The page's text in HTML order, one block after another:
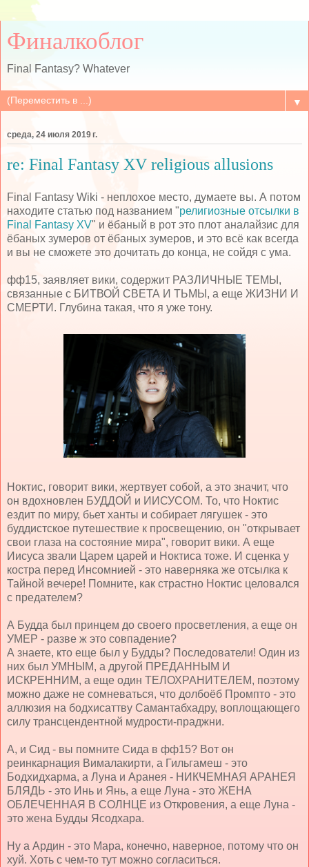
Финалкоблог
Final Fantasy? Whatever
▼
среда, 24 июля 2019 г.
re: Final Fantasy XV religious allusions
Final Fantasy Wiki - неплохое место, думаете вы. А потом
находите статью под названием "религиозные отсылки в
Final Fantasy XV" и ёбаный в рот это плот аналайзис для
ёбаных зумеров от ёбаных зумеров, и это всё как всегда
и вы не сможете это дочитать до конца, не сойдя с ума.
фф15, заявляет вики, содержит РАЗЛИЧНЫЕ ТЕМЫ,
связанные с БИТВОЙ СВЕТА И ТЬМЫ, а еще ЖИЗНИ И
СМЕРТИ. Глубина такая, что я уже тону.
Ноктис, говорит вики, жертвует собой, а это значит, что
он вдохновлен БУДДОЙ и ИИСУСОМ. То, что Ноктис
ездит по миру, бьет ханты и собирает лягушек - это
буддистское путешествие к просвещению, он "открывает
свои глаза на состояние мира", говорит вики. А еще
Иисуса звали Царем царей и Ноктиса тоже. И сценка у
костра перед Инсомнией - это наверняка же отсылка к
Тайной вечере! Помните, как страстно Ноктис целовался
с предателем?
А Будда был принцем до своего просветления, а еще он
УМЕР - разве ж это совпадение?
А знаете, кто еще был у Будды? Последователи! Один из
них был УМНЫМ, а другой ПРЕДАННЫМ И
ИСКРЕННИМ, а еще один ТЕЛОХРАНИТЕЛЕМ, поэтому
можно даже не сомневаться, что долбоёб Промпто - это
аллюзия на бодхисаттву Самантабхадру, воплощающего
силу трансцендентной мудрости-праджни.
А, и Сид - вы помните Сида в фф15? Вот он
реинкарнация Вималакирти, а Гильгамеш - это
Бодхидхарма, а Луна и Аранея - НИКЧЕМНАЯ АРАНЕЯ
БЛЯДЬ - это Инь и Янь, а еще Луна - это ЖЕНА
ОБЛЕЧЕННАЯ В СОЛНЦЕ из Откровения, а еще Луна -
это жена Будды Ясодхара.
Ну а Ардин - это Мара, конечно, наверное, потому что он
хуй. Хоть с чем-то тут можно согласиться.